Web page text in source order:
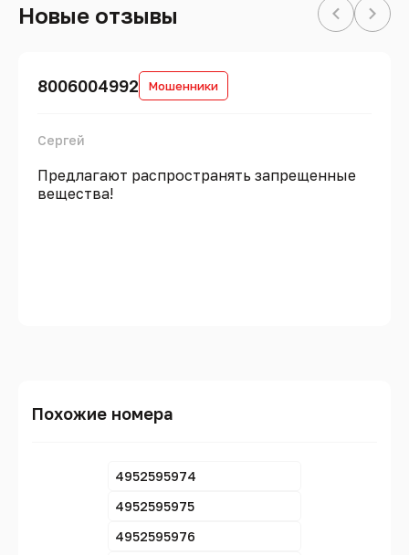
Новые отзывы
8006004992 Мошенники
Сергей
Предлагают распространять запрещенные
вещества!
Похожие номера
4952595974
4952595975
4952595976